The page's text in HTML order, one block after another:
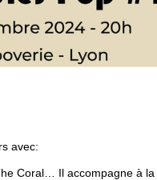
avec:
Coral… Il accompagne à